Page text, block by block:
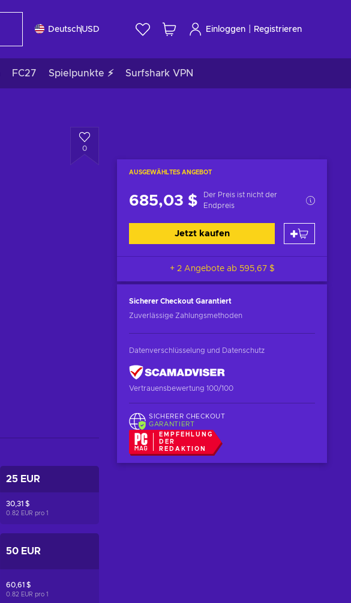
DeutschUSD Einloggen Registrieren
FC27 Spielpunkte ⚡ Surfshark VPN
0
AUSGEWÄHLTES ANGEBOT
685,03 $
Der Preis ist nicht der
Endpreis
Jetzt kaufen
+ 2 Angebote ab 595,67 $
Sicherer Checkout Garantiert
Zuverlässige Zahlungsmethoden
Datenverschlüsselung und Datenschutz
Vertrauensbewertung 100/100
SICHERER CHECKOUT
GARANTIERT
EMPFEHLUNG
DER
REDAKTION
25 EUR
30,31 $
0.82 EUR pro1
50 EUR
60,61 $
0.82 EUR pro1